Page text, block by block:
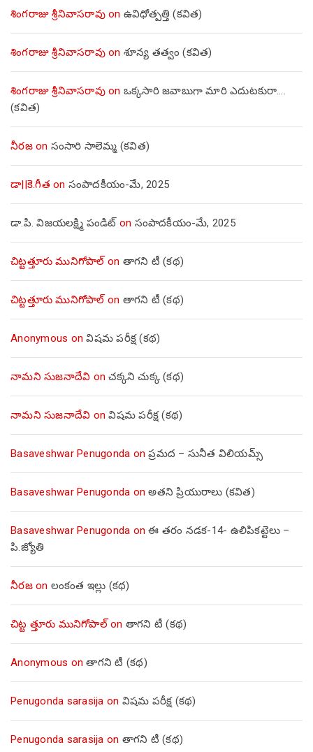
శింగరాజు శ్రీనివాసరావుon ఉవిధోత్పత్తి (కవిత)
శింగరాజు శ్రీనివాసరావుon శూన్య తత్వం (కవిత)
శింగరాజు శ్రీనివాసరావుon ఒక్కసారి జవాబుగా మారి ఎదుటకురా….
(కవిత)
నీరజon సంసారి సాలెమ్మ (కవిత)
డా||కె.గీత on సంపాదకీయం-మే, 2025
డా.పి. విజయలక్ష్మి పండిట్ on సంపాదకీయం-మే, 2025
చిట్టత్తూరు మునిగోపాల్ on తాగని టీ (కథ)
చిట్టత్తూరు మునిగోపాల్ on తాగని టీ (కథ)
Anonymous onవిషమ పరీక్ష (క‌థ‌)
నామని సుజనాదేవి onచక్కని చుక్క (కథ)
నామని సుజనాదేవి onవిషమ పరీక్ష (క‌థ‌)
Basaveshwar Penugonda onప్రమద – సునీత విలియమ్స్
Basaveshwar Penugonda onఅతని ప్రియురాలు (కవిత)
Basaveshwar Penugonda onఈ తరం నడక-14- ఉలిపికట్టెలు –
పి.జ్యోతి
నీరజon లంకంత ఇల్లు (కథ)
చిట్ట త్తూరు మునిగోపాల్ on తాగని టీ (కథ)
Anonymous onతాగని టీ (కథ)
Penugonda sarasija on విషమ పరీక్ష (క‌థ‌)
Penugonda sarasija on తాగని టీ (కథ)